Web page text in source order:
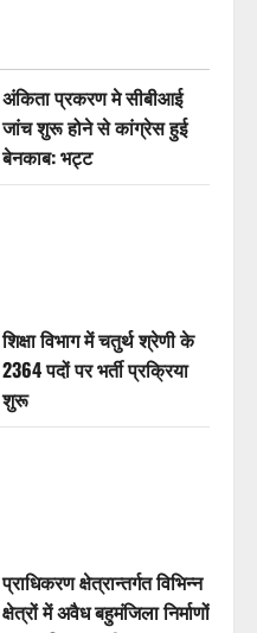
अंकिता प्रकरण मे सीबीआई
जांच शुरू होने से कांग्रेस हुई
बेनकाब: भट्ट
शिक्षा विभाग में चतुर्थ श्रेणी के
2364 पदों पर भर्ती प्रक्रिया
शुरू
प्राधिकरण क्षेत्रान्तर्गत विभिन्न
क्षेत्रों में अवैध बहुमंजिला निर्माणों